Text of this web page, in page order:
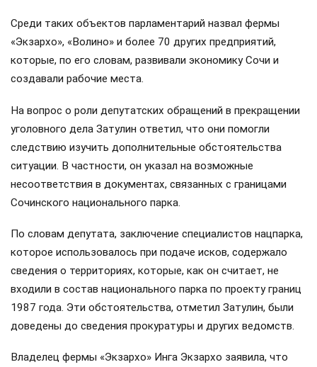
Среди таких объектов парламентарий назвал фермы
«Экзархо», «Волино» и более 70 других предприятий,
которые, по его словам, развивали экономику Сочи и
создавали рабочие места.
На вопрос о роли депутатских обращений в прекращении
уголовного дела Затулин ответил, что они помогли
следствию изучить дополнительные обстоятельства
ситуации. В частности, он указал на возможные
несоответствия в документах, связанных с границами
Сочинского национального парка.
По словам депутата, заключение специалистов нацпарка,
которое использовалось при подаче исков, содержало
сведения о территориях, которые, как он считает, не
входили в состав национального парка по проекту границ
1987 года. Эти обстоятельства, отметил Затулин, были
доведены до сведения прокуратуры и других ведомств.
Владелец фермы «Экзархо» Инга Экзархо заявила, что